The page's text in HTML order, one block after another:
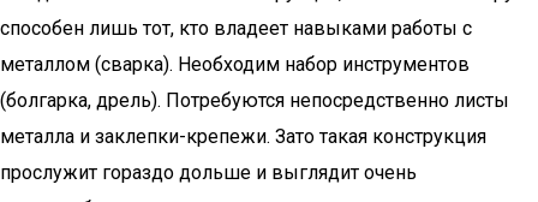
способен лишь тот, кто владеет навыками работы с
металлом (сварка). Необходим набор инструментов
(болгарка, дрель). Потребуются непосредственно листы
металла и заклепки-крепежи. Зато такая конструкция
прослужит гораздо дольше и выглядит очень